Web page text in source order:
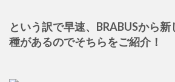
という訳で早速、BRABUSから
種があるのでそちらをご紹介！